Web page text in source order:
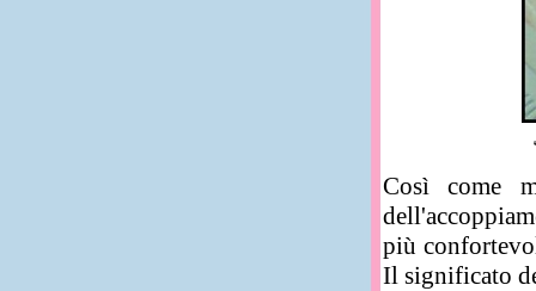
Così come
più
Il significato